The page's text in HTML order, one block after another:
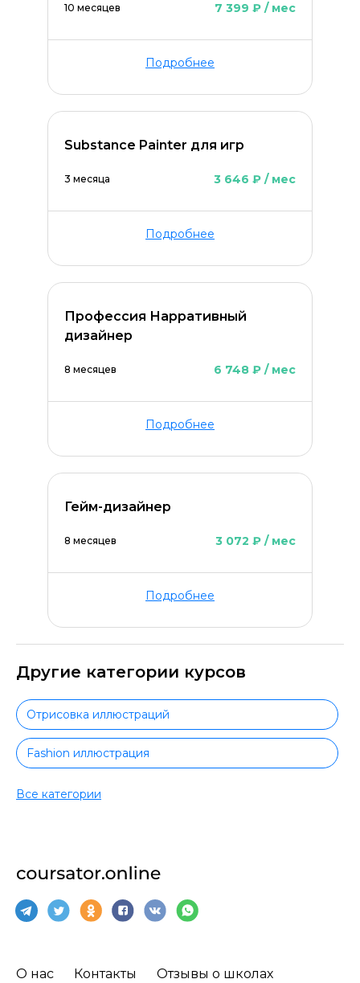
10 месяцев 7 399 ₽ / мес
Подробнее
Substance Painter для игр
3 месяца 3 646 ₽ / мес
Подробнее
Профессия Нарративный
дизайнер
8 месяцев 6 748 ₽ / мес
Подробнее
Гейм-дизайнер
8 месяцев 3 072 ₽ / мес
Подробнее
Другие категории курсов
Отрисовка иллюстраций
Fashion иллюстрация
Книжная иллюстрация
Коммерческая иллюстрация
Motion-дизайн
Все категории
О нас Контакты Отзывы о школах